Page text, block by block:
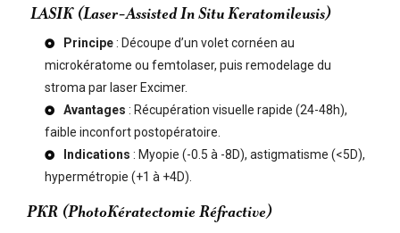
LASIK (Laser-Assisted In Situ Keratomileusis)
Principe: Découpe d’un volet cornéen au
microkératome ou femtolaser, puis remodelage du
stroma par laser Excimer.
Avantages : Récupération visuelle rapide (24-48h),
faible inconfort postopératoire.
Indications : Myopie (-0.5 à -8D), astigmatisme (<5D),
hypermétropie (+1 à +4D).
PKR (PhotoKératectomie Réfractive)